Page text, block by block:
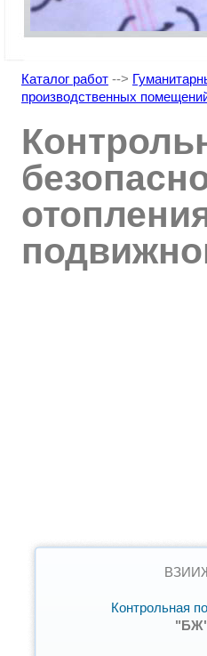
Каталог работ -->
производственных
Контрольная